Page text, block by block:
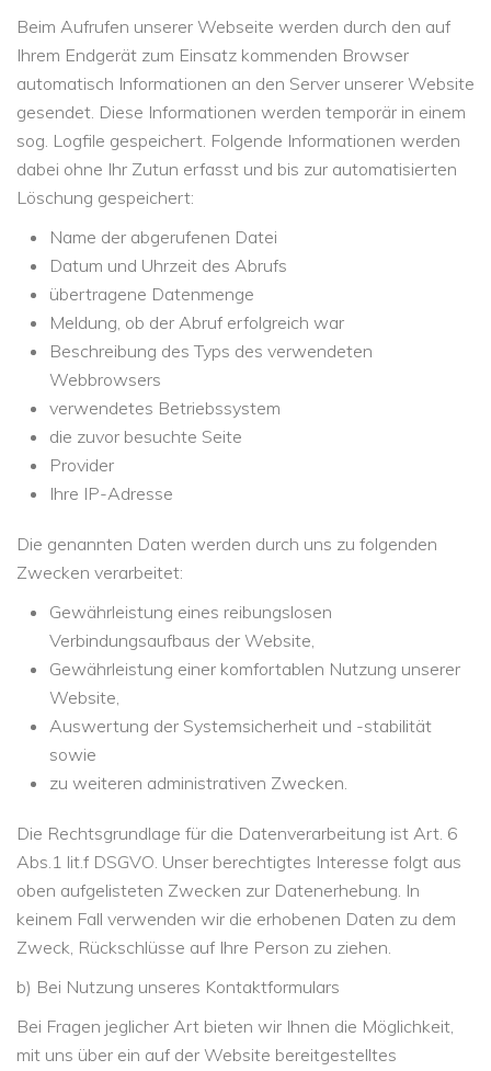
Beim Aufrufen unserer Webseite werden durch den auf
Ihrem Endgerät zum Einsatz kommenden Browser
automatisch Informationen an den Server unserer Website
gesendet. Diese Informationen werden temporär in einem
sog. Logfile gespeichert. Folgende Informationen werden
dabei ohne Ihr Zutun erfasst und bis zur automatisierten
Löschung gespeichert:
Name der abgerufenen Datei
Datum und Uhrzeit des Abrufs
übertragene Datenmenge
Meldung, ob der Abruf erfolgreich war
Beschreibung des Typs des verwendeten
Webbrowsers
verwendetes Betriebssystem
die zuvor besuchte Seite
Provider
Ihre IP-Adresse
Die genannten Daten werden durch uns zu folgenden
Zwecken verarbeitet:
Gewährleistung eines reibungslosen
Verbindungsaufbaus der Website,
Gewährleistung einer komfortablen Nutzung unserer
Website,
Auswertung der Systemsicherheit und -stabilität
sowie
zu weiteren administrativen Zwecken.
Die Rechtsgrundlage für die Datenverarbeitung ist Art. 6
Abs.1 lit.f DSGVO. Unser berechtigtes Interesse folgt aus
oben aufgelisteten Zwecken zur Datenerhebung. In
keinem Fall verwenden wir die erhobenen Daten zu dem
Zweck, Rückschlüsse auf Ihre Person zu ziehen.
b) Bei Nutzung unseres Kontaktformulars
Bei Fragen jeglicher Art bieten wir Ihnen die Möglichkeit,
mit uns über ein auf der Website bereitgestelltes